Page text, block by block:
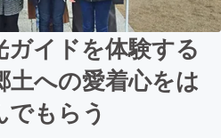
イドを体験する
土への愛着心をは
でもらう